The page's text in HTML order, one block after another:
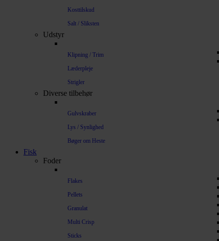
Kosttilskud
Salt / Sliksten
Udstyr
Klipning / Trim
Læderpleje
Strigler
Diverse tilbehør
Gulvskraber
Lys / Synlighed
Bøger om Heste
Fisk
Foder
Flakes
Pellets
Granulat
Multi Crisp
Sticks